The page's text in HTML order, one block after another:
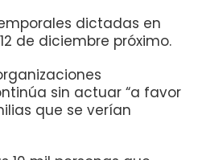
dictadas en
de diciembre próximo.
sin actuar “a favor
que se verían